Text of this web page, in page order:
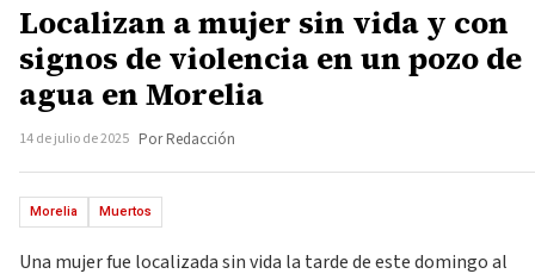
Localizan a mujer sin vida y con
signos de violencia en un pozo de
agua en Morelia
14 de julio de 2025 Por Redacción
Morelia Muertos
Una mujer fue localizada sin vida la tarde de este domingo al